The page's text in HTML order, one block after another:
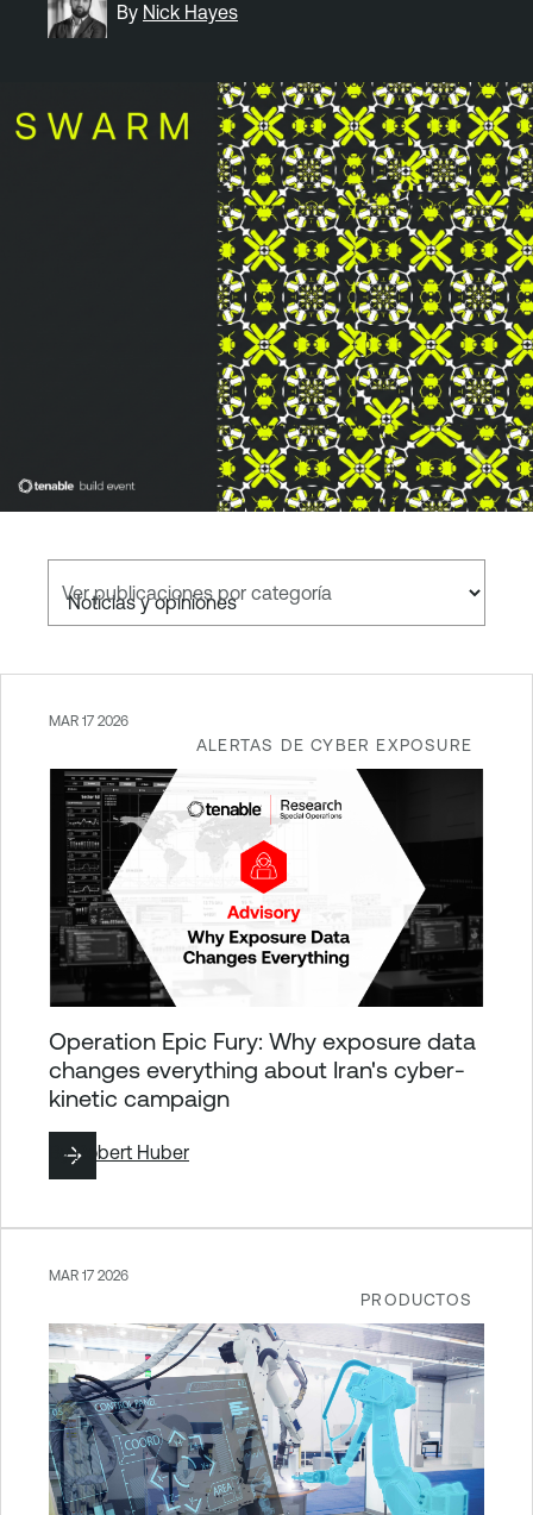
By Nick Hayes
Ver publicaciones por categoría
ALERTAS DE CYBER EXPOSURE
MAR 17 2026
Operation Epic Fury: Why exposure data
changes everything about Iran's cyber-
kinetic campaign
ByRobert Huber
PRODUCTOS
MAR 17 2026